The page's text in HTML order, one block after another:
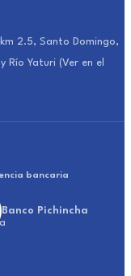
2.5, Santo Domingo,
Río Yaturi (Ver en el
bancaria
Banco Pichincha